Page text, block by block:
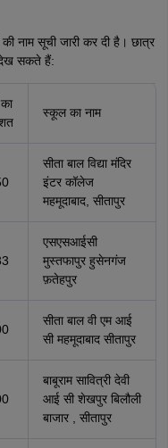
नाम सूची जारी कर दी है। छात्र
देख सकते हैं:
स्कूल का नाम
सीता बाल विद्या मंदिर
इंटर कॉलेज
महमूदाबाद, सीतापुर
एसएसआईसी
मुस्तफापुर हुसेनगंज
फ़तेहपुर
सीता बाल वी एम आई
सी महमूदाबाद सीतापुर
बाबूराम सावित्री देवी
आई सी शेखपुर बिलौली
बाजार , सीतापुर